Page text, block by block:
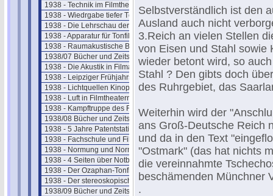
1938 - Technik im Filmtheater
1938 - Wiedrgabe tiefer Töne
1938 - Die Lehrschau der Ufa
1938 - Apparatur für Tonfilmaufnahme
1938 - Raumakustische Betrachtungen
1938/07 Bücher und Zeitschriften
1938 - Die Akustik in Filmateliers
1938 - Leipziger Frühjahrsmesse
1938 - Lichtquellen Kinoprojektion
1938 - Luft in Filmtheatern
1938 - Kampftruppe des Führers
1938/08 Bücher und Zeitschriften
1938 - 5 Jahre Patentstatistik
1938 - Fachschule und Filmakademie
1938 - Normung und Normentagung
1938 - 4 Seiten über Notbeleuchtung
1938 - Der Ozaphan-Tonfilm
1938 - Der stereoskopische Film
1938/09 Bücher und Zeitschriften
Selbstverständlich ist den
Ausland auch nicht
3.Reich an vielen Stellen
von Eisen und Stahl sowie
wieder betont wird, so
Stahl ? Den gibts doch
des Ruhrgebiet, das
Weiterhin wird der
ans Groß-Deutsche Reich
und da in den Text
"Ostmark" (das hat nichts
die vereinnahmte
beschämenden Münchner
.